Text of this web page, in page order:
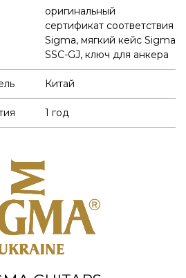
оригинальный
сертификат соответствия
Sigma, мягкий кейс Sigma
SSC-GJ, ключ для анкера
Китай
1 год